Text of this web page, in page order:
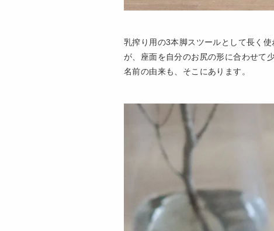
乳搾り用の3本脚スツールとして長く
が、座面を自分のお尻の形に合わせて
名前の由来も、そこにあります。